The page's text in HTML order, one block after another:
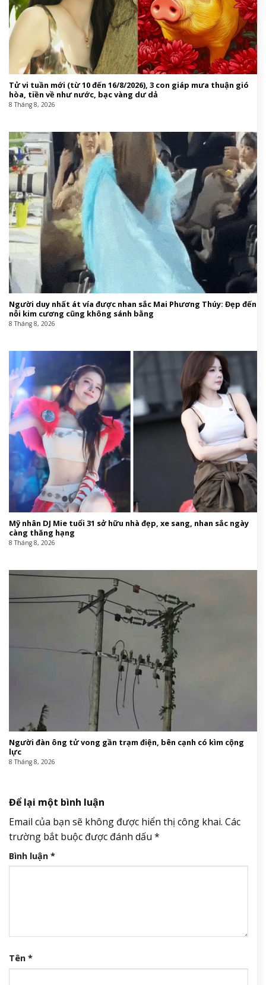
Tử vi tuần mới (từ 10 đến 16/8/2026), 3 con giáp mưa thuận gió
hòa, tiền về như nước, bạc vàng dư dả
8 Tháng 8, 2026
Người duy nhất át vía được nhan sắc Mai Phương Thúy: Đẹp đến
nỗi kim cương cũng không sánh bằng
8 Tháng 8, 2026
Mỹ nhân DJ Mie tuổi 31 sở hữu nhà đẹp, xe sang, nhan sắc ngày
càng thăng hạng
8 Tháng 8, 2026
Người đàn ông tử vong gần trạm điện, bên cạnh có kìm cộng
lực
8 Tháng 8, 2026
Để lại một bình luận
Email của bạn sẽ không được hiển thị công khai. Các
trường bắt buộc được đánh dấu *
Bình luận *
Tên *